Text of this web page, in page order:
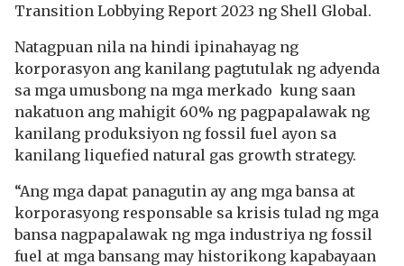
Transition Lobbying Report 2023 ng Shell Global.
Natagpuan nila na hindi ipinahayag ng
korporasyon ang kanilang pagtutulak ng adyenda
sa mga umusbong na mga merkado kung saan
nakatuon ang mahigit 60% ng pagpapalawak ng
kanilang produksiyon ng fossil fuel ayon sa
kanilang liquefied natural gas growth strategy.
“Ang mga dapat panagutin ay ang mga bansa at
korporasyong responsable sa krisis tulad ng mga
bansa nagpapalawak ng mga industriya ng fossil
fuel at mga bansang may historikong kapabayaan